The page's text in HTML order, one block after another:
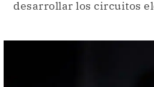
desarrollar los circuitos